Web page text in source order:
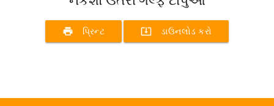
print પ્રિન્ટ system_update_alt ડાઉનલોડ કરો